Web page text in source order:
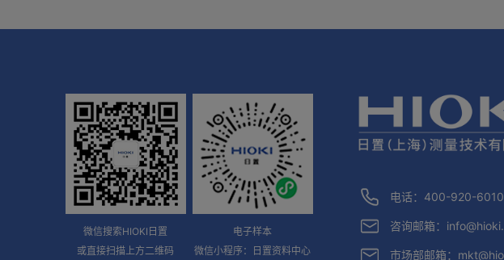
微信搜索HIOKI日置
或直接扫描上方二维码
电子样本
微信小程序：日置资料中心
电话：400-920-6010
咨询邮箱：
市场部邮箱：